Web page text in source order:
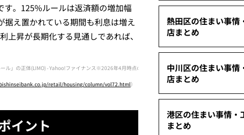
。125%ルールは返済額の増加幅
え置かれている期間も利息は増え
昇が長期化する見通しであれば、
ル」の正体(LIMO) - Yahoo!ファイナンス※2026年4月時点の情報です。（https://finance.yahoo.co.jp/
retail/housing/column/vol72.html）
イント
熱田区の住まい事情
店まとめ
中川区の住まい事情
店まとめ
港区の住まい事情・
まとめ